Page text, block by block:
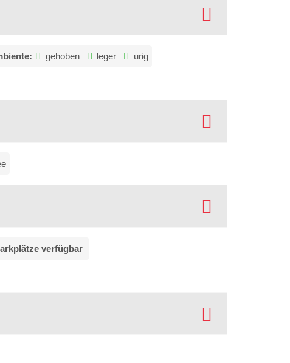
gehoben leger urig
verfügbar